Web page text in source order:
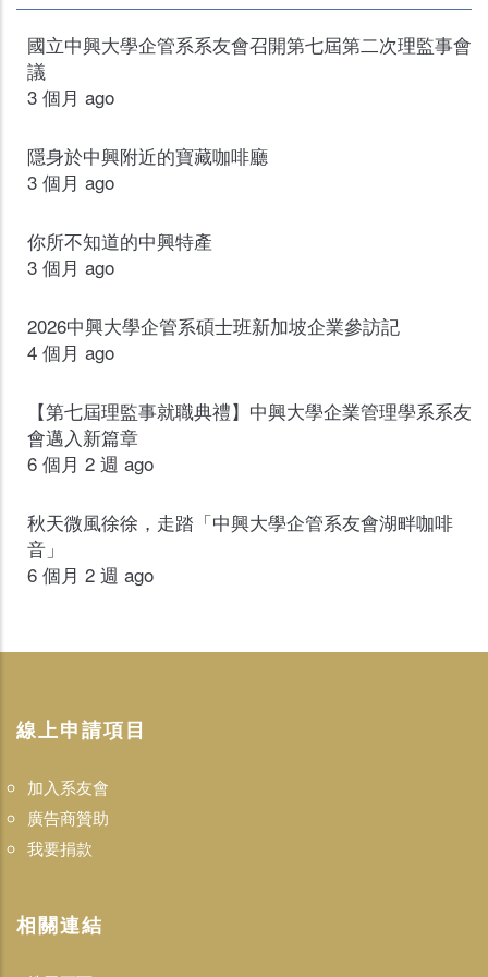
國立中興大學企管系系友會召開第七屆第二次理監事會
議
3 個月 ago
隱身於中興附近的寶藏咖啡廳
3 個月 ago
你所不知道的中興特產
3 個月 ago
2026中興大學企管系碩士班新加坡企業參訪記
4 個月 ago
【第七屆理監事就職典禮】中興大學企業管理學系系友
會邁入新篇章
6 個月 2 週 ago
秋天微風徐徐，走踏「中興大學企管系友會湖畔咖啡
音」
6 個月 2 週 ago
線上申請項目
加入系友會
廣告商贊助
我要捐款
相關連結